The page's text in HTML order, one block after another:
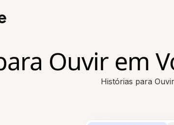
Ouvir em
Histórias para